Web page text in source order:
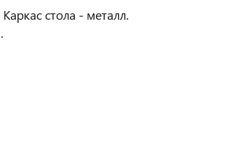
стола - металл.